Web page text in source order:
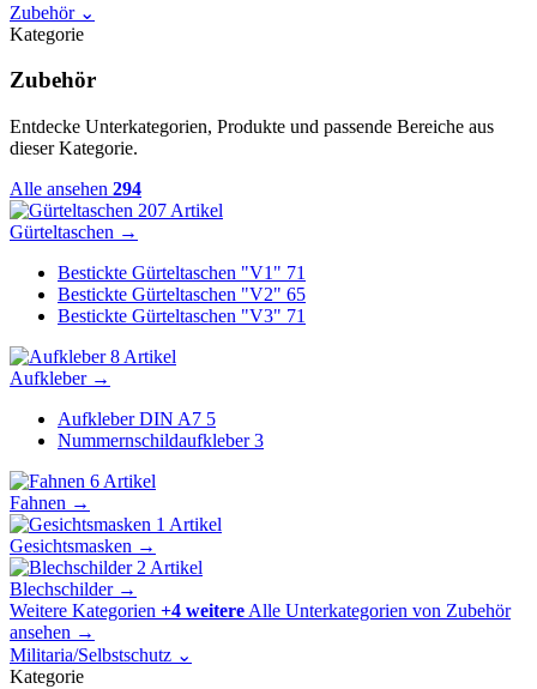
Zubehör ⌄
Kategorie
Zubehör
Entdecke Unterkategorien, Produkte und passende Bereiche aus
dieser Kategorie.
Alle ansehen 294
207 Artikel
Gürteltaschen →
Bestickte Gürteltaschen "V1" 71
Bestickte Gürteltaschen "V2" 65
Bestickte Gürteltaschen "V3" 71
8 Artikel
Aufkleber →
Aufkleber DIN A7 5
Nummernschildaufkleber 3
6 Artikel
Fahnen →
1 Artikel
Gesichtsmasken →
2 Artikel
Blechschilder →
Weitere Kategorien +4 weitere Alle Unterkategorien von Zubehör
ansehen →
Militaria/Selbstschutz ⌄
Kategorie